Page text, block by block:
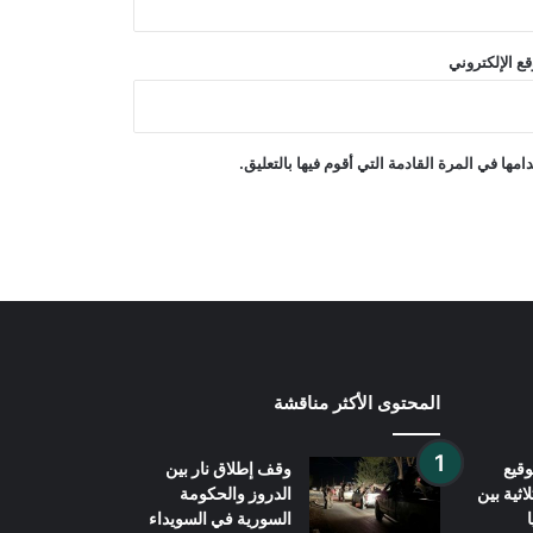
الإلكتروني
في المرة القادمة التي أقوم فيها بالتعليق.
بين
المحتوى الأكثر مناقشة
وقف إطلاق نار بين
الدروز والحكومة
السورية في السويداء